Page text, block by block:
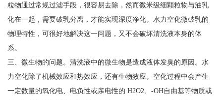
粒物通过常规过滤手段，很容易去除，然而微米级细颗粒物与油乳
化在一起，需要破乳分离，才能实现深度净化。水力空化微破乳的
物理特性，可很好地解决这一问题，又不会破坏清洗液本身的体
系。
三、微生物的问题。清洗液中的微生物是造成液体发臭的原因。水
力空化除了机械效应和热效应，还有生物效应。空化过程中会产生
一定数量的氧化电、电负性或亲电性的 H2O2、-OH自由基等物质或